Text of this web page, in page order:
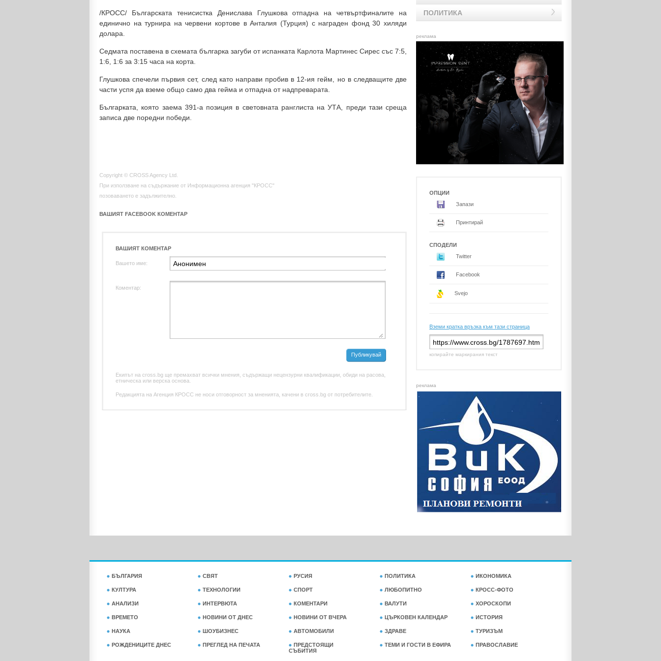
/КРОСС/ Българската тенисистка Денислава Глушкова отпадна на четвъртфиналите на
единично на турнира на червени кортове в Анталия (Турция) с награден фонд 30 хиляди
долара.
Седмата поставена в схемата българка загуби от испанката Карлота Мартинес Сирес със 7:5,
1:6, 1:6 за 3:15 часа на корта.
Глушкова спечели първия сет, след като направи пробив в 12-ия гейм, но в следващите две
части успя да вземе общо само два гейма и отпадна от надпреварата.
Българката, която заема 391-а позиция в световната ранглиста на УТА, преди тази среща
записа две поредни победи.
Copyright © CROSS Agency Ltd.
При използване на съдържание от Информационна агенция "КРОСС"
позоваването е задължително.
ВАШИЯТ FACEBOOK КОМЕНТАР
ВАШИЯТ КОМЕНТАР
Вашето име:
Коментар:
Публикувай
Екипът на cross.bg ще премахват всички мнения, съдържащи нецензурни квалификации, обиди на расова,
етническа или верска основа.
Редакцията на Агенция КРОСС не носи отговорност за мненията, качени в cross.bg от потребителите.
ПОЛИТИКА
реклама
ОПЦИИ
Запази
Принтирай
СПОДЕЛИ
Twitter
Facebook
Svejo
Вземи кратка връзка към тази страница
копирайте маркирания текст
реклама
БЪЛГАРИЯ СВЯТ РУСИЯ ПОЛИТИКА ИКОНОМИКА
КУЛТУРА ТЕХНОЛОГИИ СПОРТ ЛЮБОПИТНО КРОСС-ФОТО
АНАЛИЗИ ИНТЕРВЮТА КОМЕНТАРИ ВАЛУТИ ХОРОСКОПИ
ВРЕМЕТО НОВИНИ ОТ ДНЕС НОВИНИ ОТ ВЧЕРА ЦЪРКОВЕН КАЛЕНДАР ИСТОРИЯ
НАУКА ШОУБИЗНЕС АВТОМОБИЛИ ЗДРАВЕ ТУРИЗЪМ
РОЖДЕНИЦИТЕ ДНЕС ПРЕГЛЕД НА ПЕЧАТА
ПРЕДСТОЯЩИ
СЪБИТИЯ
ТЕМИ И ГОСТИ В ЕФИРА ПРАВОСЛАВИЕ